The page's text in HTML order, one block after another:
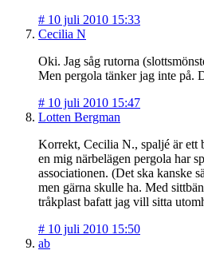
# 10 juli 2010 15:33
Cecilia N
Oki. Jag såg rutorna
Men pergola tänker jag inte på.
# 10 juli 2010 15:47
Lotten Bergman
Korrekt, Cecilia N., spaljé är ett
en mig närbelägen pergola har
associationen. (Det ska kanske
men gärna skulle ha. Med
tråkplast bafatt jag vill sitta
# 10 juli 2010 15:50
ab